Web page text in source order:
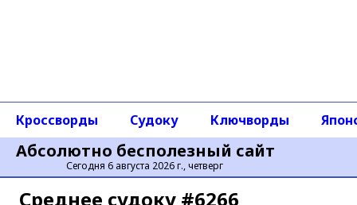
Абсолютно бесполезный сайт
Сегодня 6 августа 2026 г., четверг
Кроссворды Судоку Ключворды
Среднее cудоку #6266